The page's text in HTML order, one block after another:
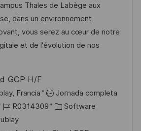
d
e
e
m
e
o
t
e
g
o
Thales de Labège aux
dans un environnement
vous serez au cœur de notre
et de l'évolution de nos
GCP H/F
Francia
Jornada completa
I
D
R0314309
C Software